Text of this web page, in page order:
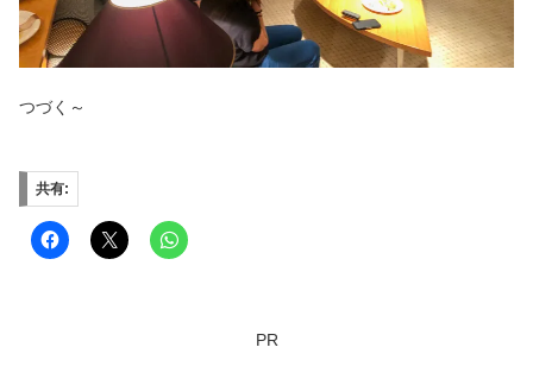
つづく～
共有:
PR